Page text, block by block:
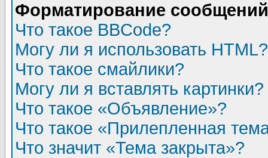
Форматирование
Что такое BBCode?
Могу ли я использовать HTML?
Что такое смайлики?
Могу ли я вставлять картинки?
Что такое «Объявление»?
Что такое «Прилепленная
Что значит «Тема закрыта»?